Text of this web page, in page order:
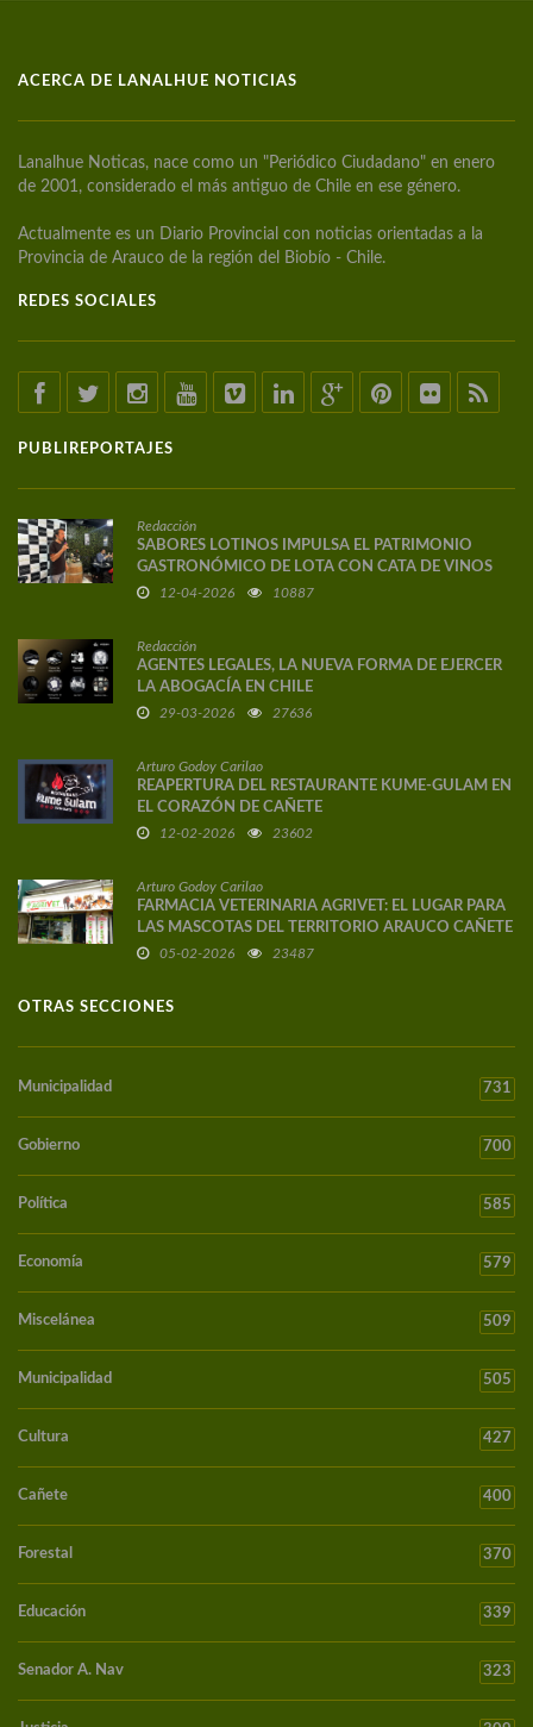
ACERCA DE LANALHUE NOTICIAS
Lanalhue Noticas, nace como un "Periódico Ciudadano" en enero
de 2001, considerado el más antiguo de Chile en ese género.
Actualmente es un Diario Provincial con noticias orientadas a la
Provincia de Arauco de la región del Biobío - Chile.
REDES SOCIALES
PUBLIREPORTAJES
Redacción
SABORES LOTINOS IMPULSA EL PATRIMONIO
GASTRONÓMICO DE LOTA CON CATA DE VINOS
DE AUTOR
12-04-2026 10887
Redacción
AGENTES LEGALES, LA NUEVA FORMA DE EJERCER
LA ABOGACÍA EN CHILE
29-03-2026 27636
Arturo Godoy Carilao
REAPERTURA DEL RESTAURANTE KUME-GULAM EN
EL CORAZÓN DE CAÑETE
12-02-2026 23602
Arturo Godoy Carilao
FARMACIA VETERINARIA AGRIVET: EL LUGAR PARA
LAS MASCOTAS DEL TERRITORIO ARAUCO CAÑETE
05-02-2026 23487
OTRAS SECCIONES
Municipalidad 731
Gobierno 700
Política 585
Economía 579
Miscelánea 509
Municipalidad 505
Cultura 427
Cañete 400
Forestal 370
Educación 339
Senador A. Nav 323